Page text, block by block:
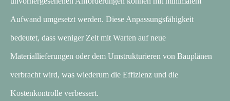
Aufwand umgesetzt werden. Diese Anpassungsfähigkeit
bedeutet, dass weniger Zeit mit Warten auf neue
Materiallieferungen oder dem Umstrukturieren von Bauplänen
verbracht wird, was wiederum die Effizienz und die
Kostenkontrolle verbessert.